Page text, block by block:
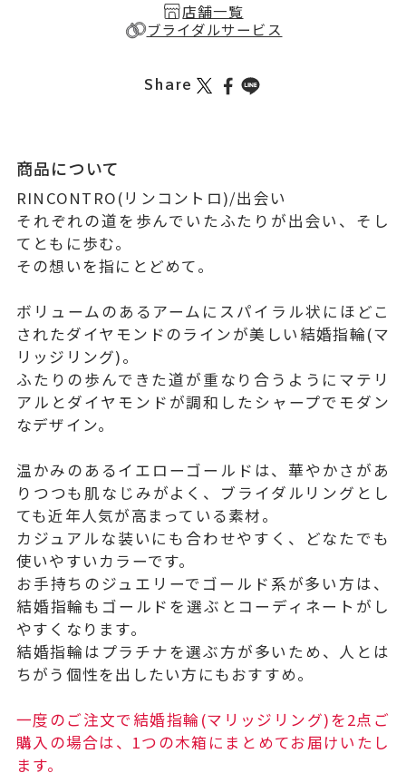
店舗一覧
ブライダルサービス
Share
商品について
RINCONTRO(リンコントロ)/出会い
それぞれの道を歩んでいたふたりが出会い、そし
てともに歩む。
その想いを指にとどめて。
ボリュームのあるアームにスパイラル状にほどこ
されたダイヤモンドのラインが美しい結婚指輪(マ
リッジリング)。
ふたりの歩んできた道が重なり合うようにマテリ
アルとダイヤモンドが調和したシャープでモダン
なデザイン。
温かみのあるイエローゴールドは、華やかさがあ
りつつも肌なじみがよく、ブライダルリングとし
ても近年人気が高まっている素材。
カジュアルな装いにも合わせやすく、どなたでも
使いやすいカラーです。
お手持ちのジュエリーでゴールド系が多い方は、
結婚指輪もゴールドを選ぶとコーディネートがし
やすくなります。
結婚指輪はプラチナを選ぶ方が多いため、人とは
ちがう個性を出したい方にもおすすめ。
一度のご注文で結婚指輪(マリッジリング)を2点ご
購入の場合は、1つの木箱にまとめてお届けいたし
ます。